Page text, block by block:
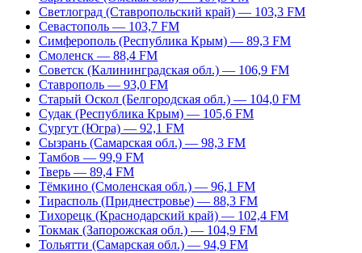
Светлоград (Ставропольский край) — 103,3 FM
Севастополь — 103,7 FM
Симферополь (Республика Крым) — 89,3 FM
Смоленск — 88,4 FM
Советск (Калининградская обл.) — 106,9 FM
Ставрополь — 93,0 FM
Старый Оскол (Белгородская обл.) — 104,0 FM
Судак (Республика Крым) — 105,6 FM
Сургут (Югра) — 92,1 FM
Сызрань (Самарская обл.) — 98,3 FM
Тамбов — 99,9 FM
Тверь — 89,4 FM
Тёмкино (Смоленская обл.) — 96,1 FM
Тирасполь (Приднестровье) — 88,3 FM
Тихорецк (Краснодарский край) — 102,4 FM
Токмак (Запорожская обл.) — 104,9 FM
Тольятти (Самарская обл.) — 94,9 FM